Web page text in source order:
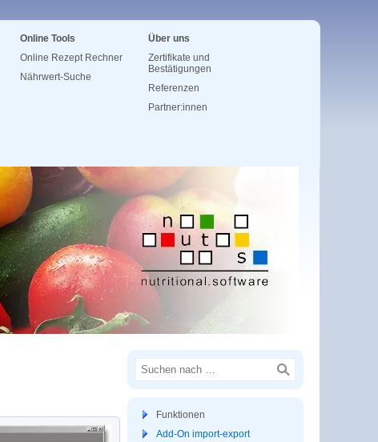
Online Tools
Online Rezept Rechner
Nährwert-Suche
Über uns
Zertifikate und
Bestätigungen
Referenzen
Partner:innen
Funktionen
Add-On import-export